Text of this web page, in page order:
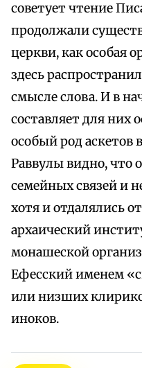
советует чтение
продолжали
церкви, как особая
здесь
смысле слова. И в
составляет для них
особый род аскетов
Раввулы видно, что
семейных связей и
хотя и отдалялись
архаический
монашеской
Ефесский именем
или низших
иноков.